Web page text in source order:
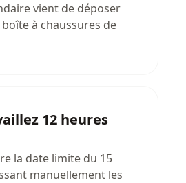
vient de déposer
à chaussures de
12 heures
la date limite du 15
manuellement les